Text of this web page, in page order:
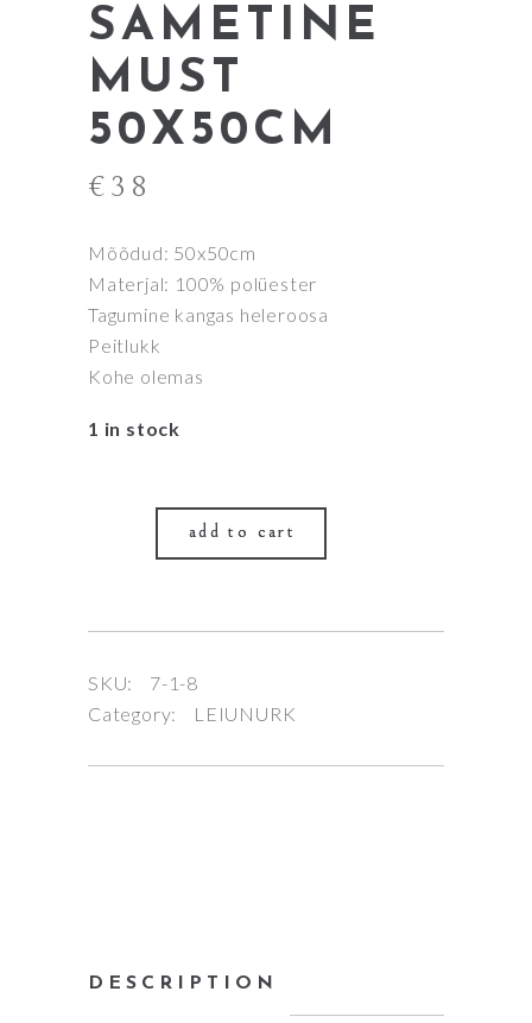
SAMETINE
MUST
50X50CM
€ 38
Mõõdud: 50x50cm
Materjal: 100% polüester
Tagumine kangas heleroosa
Peitlukk
Kohe olemas
1 in stock
add to cart
SKU:
7-1-8
Category:
LEIUNURK
DESCRIPTION